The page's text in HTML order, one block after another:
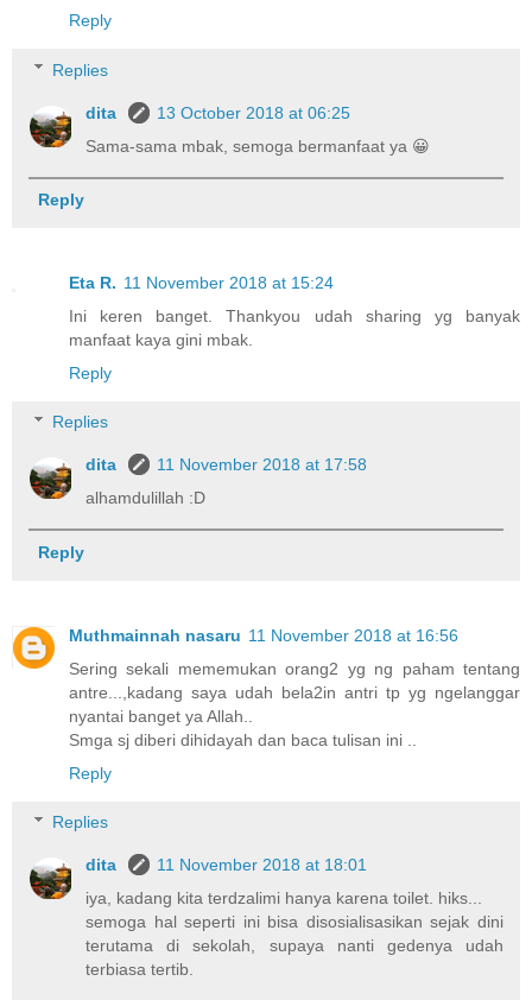
Reply
Replies
dita
13 October 2018 at 06:25
Sama-sama mbak, semoga bermanfaat ya 😀
Reply
Eta R. 11 November 2018 at 15:24
Ini keren banget. Thankyou udah sharing yg banyak
manfaat kaya gini mbak.
Reply
Replies
dita
11 November 2018 at 17:58
alhamdulillah :D
Reply
Muthmainnah nasaru 11 November 2018 at 16:56
Sering sekali mememukan orang2 yg ng paham tentang
antre...,kadang saya udah bela2in antri tp yg ngelanggar
nyantai banget ya Allah..
Smga sj diberi dihidayah dan baca tulisan ini ..
Reply
Replies
dita
11 November 2018 at 18:01
iya, kadang kita terdzalimi hanya karena toilet. hiks...
semoga hal seperti ini bisa disosialisasikan sejak dini
terutama di sekolah, supaya nanti gedenya udah
terbiasa tertib.